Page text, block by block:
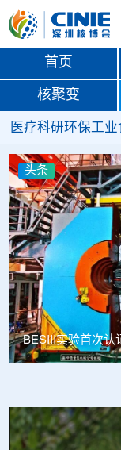
首页
核聚变
医疗科研环保工业
存在